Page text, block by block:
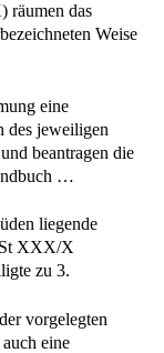
räumen das
Weise
eine
des jeweiligen
beantragen die
…
liegende
XXX/X
zu 3.
vorgelegten
eine